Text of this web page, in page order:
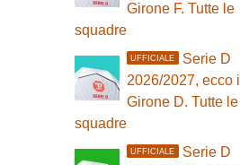
Girone F. Tutte le
squadre
UFFICIALE
Serie D
2026/2027, ecco il
Girone D. Tutte le
squadre
UFFICIALE
Serie D